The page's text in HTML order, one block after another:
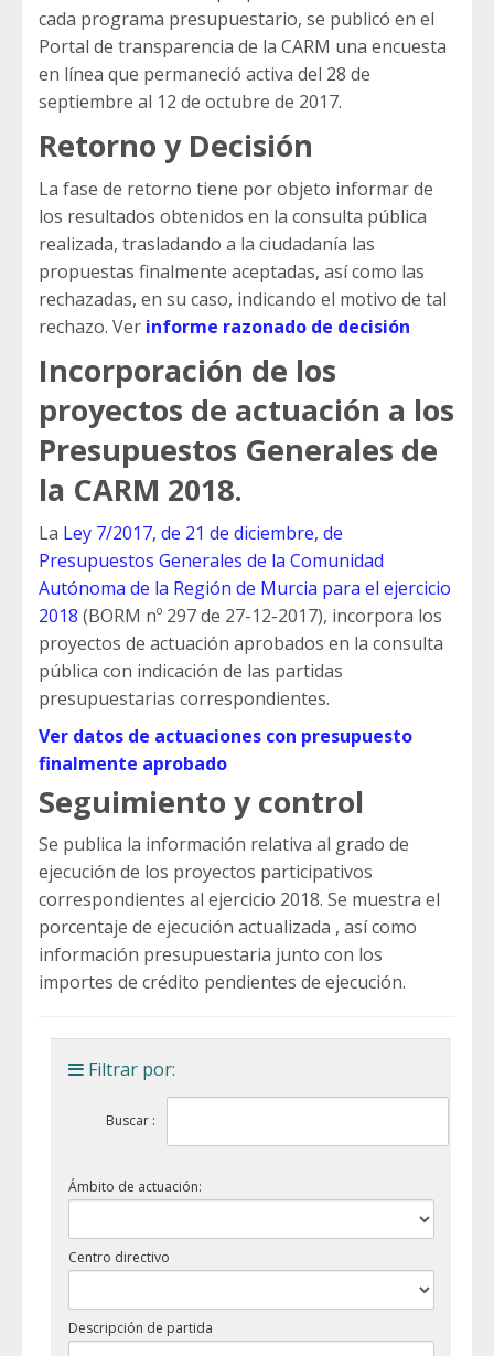
cada programa presupuestario, se publicó en el
Portal de transparencia de la CARM una encuesta
en línea que permaneció activa del 28 de
septiembre al 12 de octubre de 2017.
Retorno y Decisión
La fase de retorno tiene por objeto informar de
los resultados obtenidos en la consulta pública
realizada, trasladando a la ciudadanía las
propuestas finalmente aceptadas, así como las
rechazadas, en su caso, indicando el motivo de tal
rechazo. Ver informe razonado de decisión
Incorporación de los
proyectos de actuación a los
Presupuestos Generales de
la CARM 2018.
La Ley 7/2017, de 21 de diciembre, de
Presupuestos Generales de la Comunidad
Autónoma de la Región de Murcia para el ejercicio
2018 (BORM nº 297 de 27-12-2017), incorpora los
proyectos de actuación aprobados en la consulta
pública con indicación de las partidas
presupuestarias correspondientes.
Ver datos de actuaciones con presupuesto
finalmente aprobado
Seguimiento y control
Se publica la información relativa al grado de
ejecución de los proyectos participativos
correspondientes al ejercicio 2018. Se muestra el
porcentaje de ejecución actualizada , así como
información presupuestaria junto con los
importes de crédito pendientes de ejecución.
Filtrar por:
Buscar :
Ámbito de actuación:
Centro directivo
Descripción de partida